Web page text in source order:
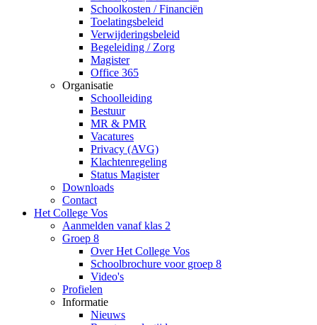
Schoolkosten / Financiën
Toelatingsbeleid
Verwijderingsbeleid
Begeleiding / Zorg
Magister
Office 365
Organisatie
Schoolleiding
Bestuur
MR & PMR
Vacatures
Privacy (AVG)
Klachtenregeling
Status Magister
Downloads
Contact
Het College Vos
Aanmelden vanaf klas 2
Groep 8
Over Het College Vos
Schoolbrochure voor groep 8
Video's
Profielen
Informatie
Nieuws